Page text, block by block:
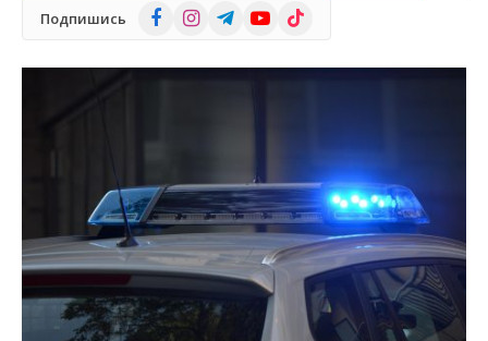
Подпишись FacebookInstagramTelegramYouTube
TikTok